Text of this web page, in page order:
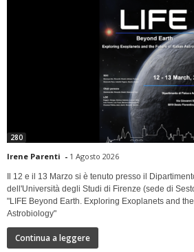
280
Irene Parenti - 1 Agosto 2026
Il 12 e il 13 Marzo si è tenuto presso il
dell'Università degli Studi di Firenze (sede di
"LIFE Beyond Earth. Exploring Exoplanets and
Astrobiology"
Continua a leggere